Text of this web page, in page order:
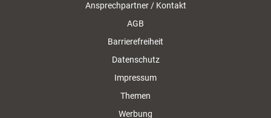
Ansprechpartner / Kontakt
AGB
Barrierefreiheit
Datenschutz
Impressum
Themen
Werbung